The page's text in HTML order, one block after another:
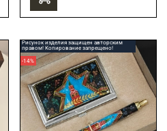
Рисунок изделия защищен авторским
правом! Копирование запрещено!
-14%